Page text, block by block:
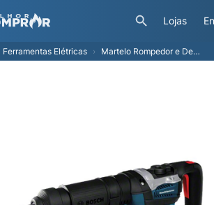
Lojas
Ferramentas Elétricas Martelo Rompedor e Demolidor Bosch GSH 5, com Maleta, 1100 Watts - 220 Volts